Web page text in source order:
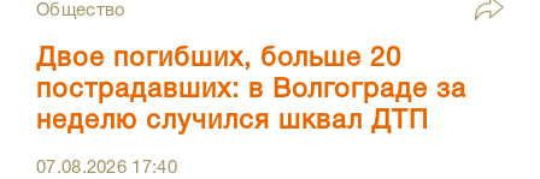
Общество
Двое погибших, больше 20
пострадавших: в Волгограде за
неделю случился шквал ДТП
07.08.2026 17:40